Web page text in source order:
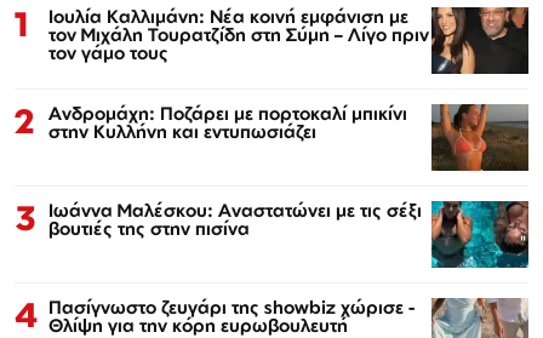
1 Ιουλία Καλλιμάνη: Νέα κοινή εμφάνιση με
τον Μιχάλη Τουρατζίδη στη Σύμη – Λίγο πριν
τον γάμο τους
2 Ανδρομάχη: Ποζάρει με πορτοκαλί μπικίνι
στην Κυλλήνη και εντυπωσιάζει
3 Ιωάννα Μαλέσκου: Αναστατώνει με τις σέξι
βουτιές της στην πισίνα
4 Πασίγνωστο ζευγάρι της showbiz χώρισε -
Θλίψη για την κόρη ευρωβουλευτή